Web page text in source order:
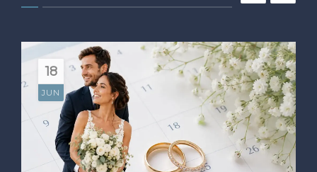
18
JUN